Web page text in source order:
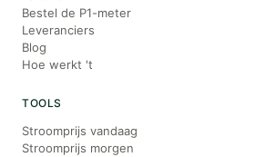
Bestel de P1-meter
Leveranciers
Blog
Hoe werkt 't
TOOLS
Stroomprijs vandaag
Stroomprijs morgen